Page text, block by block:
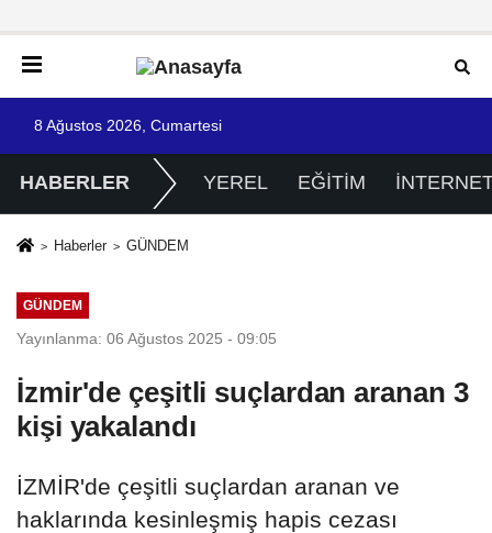
8 Ağustos 2026, Cumartesi
HABERLER YEREL EĞİTİM
Haberler GÜNDEM
GÜNDEM
Yayınlanma: 06 Ağustos 2025 - 09:05
İzmir'de çeşitli suçlardan aranan 3
kişi yakalandı
İZMİR'de çeşitli suçlardan aranan ve
haklarında kesinleşmiş hapis cezası